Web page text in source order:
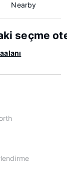
Nearby
seçme